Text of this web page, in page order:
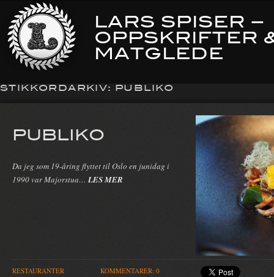
LARS SPISER –
OPPSKRIFTER
MATGLEDE
STIKKORDARKIV: PUBLIKO
PUBLIKO
Da jeg som 19-åring flyttet til Oslo en junidag i
1990 var Majorstua… LES MER
RESTAURANTER KOMMENTARER: 0